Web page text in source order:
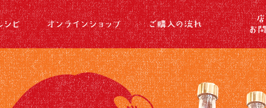
|梅酢のうめこちゃん